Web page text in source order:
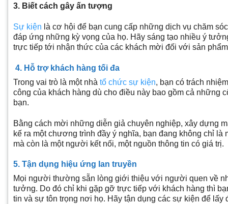
3. Biết cách gây ấn tượng
Sự kiện là cơ hội để bạn cung cấp những dịch vụ chăm
đáp ứng những kỳ vọng của họ. Hãy sáng tạo nhiều ý
trực tiếp tới nhận thức của các khách mời đối với sản
4. Hỗ trợ khách hàng tối đa
Trong vai trò là một nhà tổ chức sự kiện, bạn có trách
công của khách hàng dù cho điều này bao gồm cả những
bạn.
Bằng cách mời những diễn giả chuyên nghiệp, xây dựng
kế ra một chương trình đầy ý nghĩa, bạn đang không chỉ là
mà còn là một người kết nối, một nguồn thông tin có giá trị.
5. Tận dụng hiệu ứng lan truyền
Mọi người thường sẵn lòng giới thiệu với người quen về
tưởng. Do đó chỉ khi gặp gỡ trực tiếp với khách hàng thì
tin và sự tôn trọng nơi họ. Hãy tận dụng các sự kiện để